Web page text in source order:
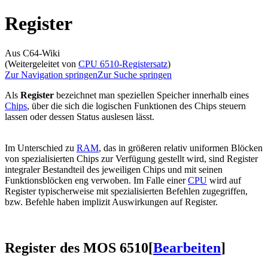
Register
Aus C64-Wiki
(Weitergeleitet von CPU 6510-Registersatz)
Zur Navigation springenZur Suche springen
Als Register bezeichnet man speziellen Speicher innerhalb eines
Chips, über die sich die logischen Funktionen des Chips steuern
lassen oder dessen Status auslesen lässt.
Im Unterschied zu RAM, das in größeren relativ uniformen Blöcken
von spezialisierten Chips zur Verfügung gestellt wird, sind Register
integraler Bestandteil des jeweiligen Chips und mit seinen
Funktionsblöcken eng verwoben. Im Falle einerCPU wird auf
Register typischerweise mit spezialisierten Befehlen zugegriffen,
bzw. Befehle haben implizit Auswirkungen auf Register.
Register des MOS 6510[Bearbeiten]